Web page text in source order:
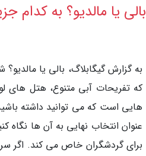
بالی یا مالدیو؟ به کدام
به گزارش گیگابلاگ، بالی یا
که تفریحات آبی متنوع، هتل های
هایی است که می توانید داشته
عنوان انتخاب نهایی به آن ها نگاه
برای گردشگران خاص می کند. اگر سر